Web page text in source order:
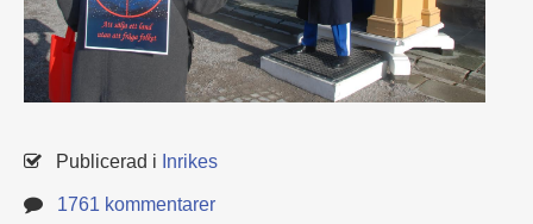
Publicerad i Inrikes
1761 kommentarer